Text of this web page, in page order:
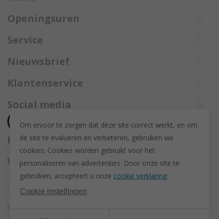
opgestuurd met Bpost.
Ieperstraat 3
057 33 34 61
info@juwelennevejan.be
Openingsuren
Di tot Zat : 10u tot 12u en 13u30 tot 18u
Service
Bel Trollbeadsonlineservice op
+32 057 33 34 61
of bereik ons viamail
Nieuwsbrief
Alles over nieuwe Trollbeadsproducten en acties te weten
(Max. 2 e-mails per maand.)
Klantenservice
Over ons
Herroeping
Retourneren en ruilen
Privacy policy
Algemene voorwaarden
Disclaimer
Actievoorwaarden - Trollbeads GWP Paashanger
Social media
Betaalmethodes
Wij versturen met
Sitemap
Om ervoor te zorgen dat deze site correct werkt, en om
de site te evalueren en verbeteren, gebruiken we
cookies. Cookies worden gebruikt voor het
personaliseren van advertenties. Door onze site te
gebruiken, accepteert u onze cookie verklaring.
Cookie instellingen